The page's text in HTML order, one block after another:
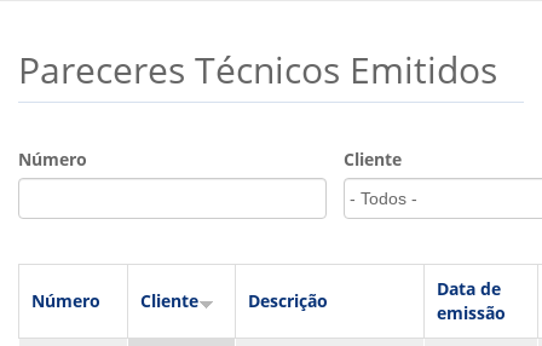
QUEM SOMOS
O QUE É A EMPREL
ORGANOGRAMA
LOCALIZAÇÃO
GOVERNANÇA
Pareceres Técnicos Emitidos
Número Cliente
Número Cliente Descrição
Data de
emissão